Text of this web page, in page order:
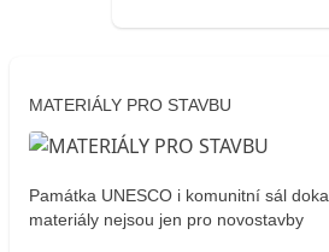
MATERIÁLY PRO STAVBU
Památka UNESCO i komunitní sál
materiály nejsou jen pro novostavby